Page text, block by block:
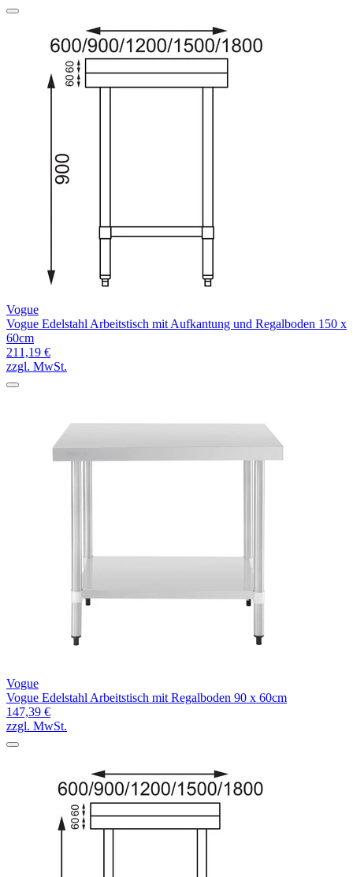
Vogue
Vogue Edelstahl Arbeitstisch mit Aufkantung und Regalboden 150 x
60cm
211,19 €
zzgl. MwSt.
Vogue
Vogue Edelstahl Arbeitstisch mit Regalboden 90 x 60cm
147,39 €
zzgl. MwSt.